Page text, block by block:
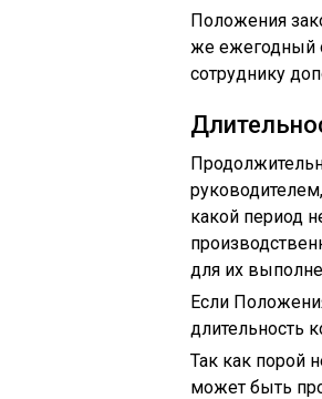
Положения
же ежегодный
сотруднику
какой период
для их
Если
длительность
Так как порой
может быть